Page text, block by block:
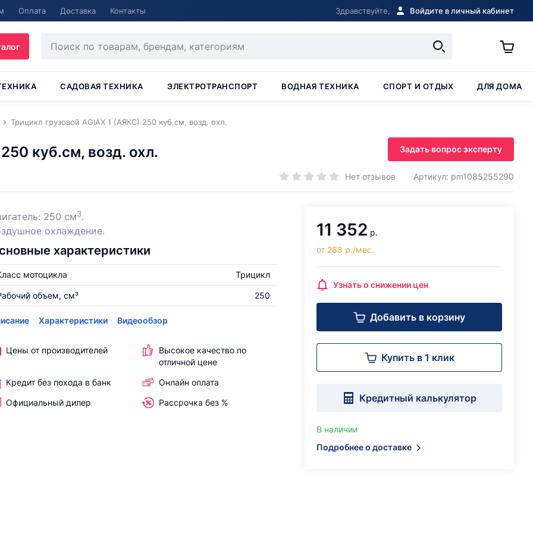
Оплата Доставка Контакты Здравствуйте, Войдите в личный кабинет
САДОВАЯ ТЕХНИКА ЭЛЕКТРОТРАНСПОРТ ВОДНАЯ ТЕХНИКА СПОРТ И ОТДЫХ ДЛЯ ДОМА
Трицикл грузовой AGIAX 1 (АЯКС) 250 куб.см, возд. охл.
куб.см, возд. охл. Задать вопрос эксперту
Нет отзывов Артикул: pm1085255290
250 см3.
охлаждение.
характеристики
мотоцикла Трицикл
объем, см³ 250
Характеристики Видеообзор
Цены от производителей
Высокое качество по
отличной цене
Кредит без похода в банк
Онлайн оплата
Официальный дилер
Рассрочка без %
11 352 р.
от 288 р./мес.
Узнать о снижении цен
Добавить в корзину
Купить в 1 клик
Кредитный калькулятор
В наличии
Подробнее о доставке